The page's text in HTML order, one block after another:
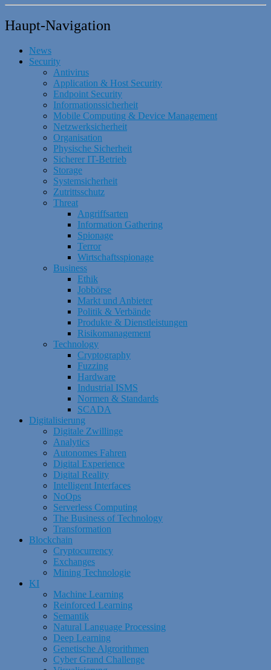
Haupt-Navigation
News
Security
Antivirus
Application & Host Security
Endpoint Security
Informationssicherheit
Mobile Computing & Device Management
Netzwerksicherheit
Organisation
Physische Sicherheit
Sicherer IT-Betrieb
Storage
Systemsicherheit
Zutrittsschutz
Threat
Angriffsarten
Information Gathering
Spionage
Terror
Wirtschaftsspionage
Business
Ethik
Jobbörse
Markt und Anbieter
Politik & Verbände
Produkte & Dienstleistungen
Risikomanagement
Technology
Cryptography
Fuzzing
Hardware
Industrial ISMS
Normen & Standards
SCADA
Digitalisierung
Digitale Zwillinge
Analytics
Autonomes Fahren
Digital Experience
Digital Reality
Intelligent Interfaces
NoOps
Serverless Computing
The Business of Technology
Transformation
Blockchain
Cryptocurrency
Exchanges
Mining Technologie
KI
Machine Learning
Reinforced Learning
Semantik
Natural Language Processing
Deep Learning
Genetische Algrorithmen
Cyber Grand Challenge